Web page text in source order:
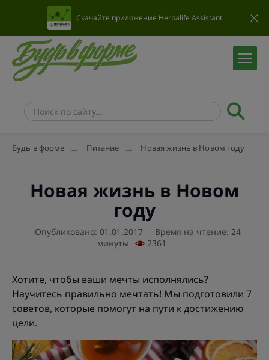
Скачайте приложение Herbalife Assistant
Будь в форме Питание Новая жизнь в Новом году
Новая жизнь в Новом
году
Опубликовано: 01.01.2017
Время на чтение: 24
минуты
2361
Хотите, чтобы ваши мечты исполнялись?
Научитесь правильно мечтать! Мы подготовили 7
советов, которые помогут на пути к достижению
цели.